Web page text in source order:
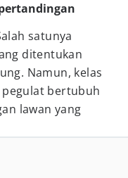
satunya
ditentukan
Namun, kelas
pegulat bertubuh
lawan yang